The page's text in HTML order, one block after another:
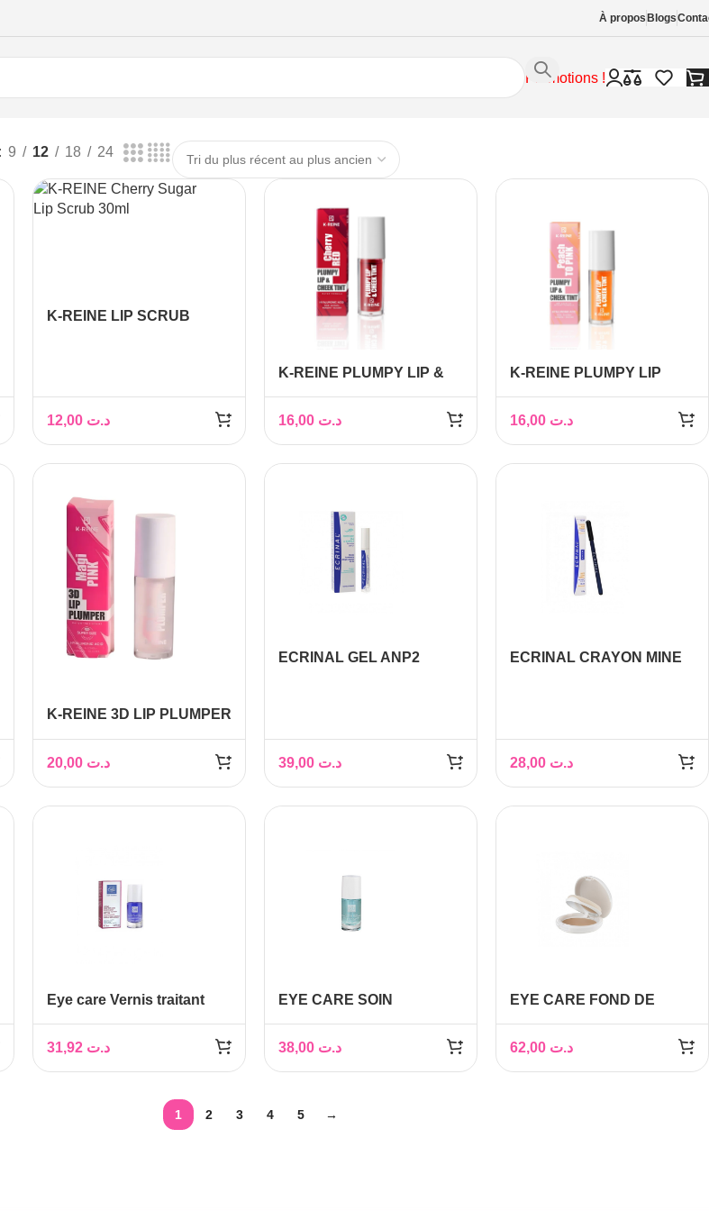
À propos Blogs
Promotions !
9 12 18 24
K-REINE LIP SCRUB
د.ت
K-REINE PLUMPY LIP &
RED 6ML
د.ت
K-REINE PLUMPY LIP
PINK 6ML
د.ت
K-REINE 3D LIP PLUMPER
د.ت
ECRINAL GEL ANP2
د.ت
ECRINAL CRAYON MINE
د.ت
Eye care Vernis traitant
د.ت
EYE CARE SOIN
CROISSANCE 8ML
د.ت
EYE CARE FOND DE
PERFECTEUR SPF25
BEIGE DOREE
د.ت
1 2 3 4 5 →